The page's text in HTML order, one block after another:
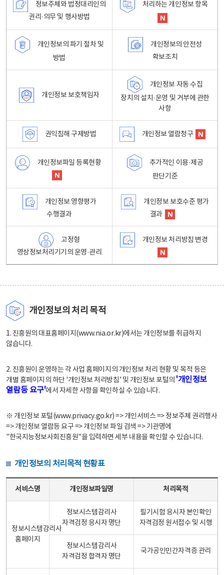
정보주체와 법정대리인의
권리·의무 및 행사방법
처리하는 개인정보 항목
개인정보의 파기 절차 및
방법
개인정보의 안전성
확보조치
개인정보 보호책임자
개인정보 자동 수집
장치의 설치·운영 및 거부에 관한
사항
권익침해 구제방법 개인정보 열람청구
개인정보파일 등록현황
추가적인 이용·제공
판단기준
개인정보 영향평가
수행결과
개인정보 보호수준 평가
결과
고정형
영상정보처리기기의 운영·관리
개인정보 처리방침 변경
개인정보의 처리 목적
1. 진흥원의 대표홈페이지(www.nia.or.kr)에서는 개인정보를 취급하지
않습니다.
2. 진흥원이 운영하는 각 사업 홈페이지의 개인정보 처리 현황 및 목적 등은
개별 홈페이지의 하단 '개인정보 처리방침' 및 개인정보 포털의 '개인정보
열람등 요구'에서 자세한 사항을 확인하실 수 있습니다.
※ 개인정보 포털(www.privacy.go.kr) => 개인서비스 => 정보주체 권리행사
=> 개인정보 열람등 요구 => 개인정보 파일 검색 => 기관명에
"한국지능정보사회진흥원"을 입력하면 세부 내용을 확인할 수 있습니다.
개인정보의 처리목적 현황표
서비스명 개인정보파일명 처리목적
정보시스템감리사
홈페이지
정보시스템감리사
자격검정 응시자 명단
필기시험 응시자 본인확인
자격검정 원서접수 및 시행
정보시스템감리사
자격검정 합격자 명단
국가공인민간자격증 관리